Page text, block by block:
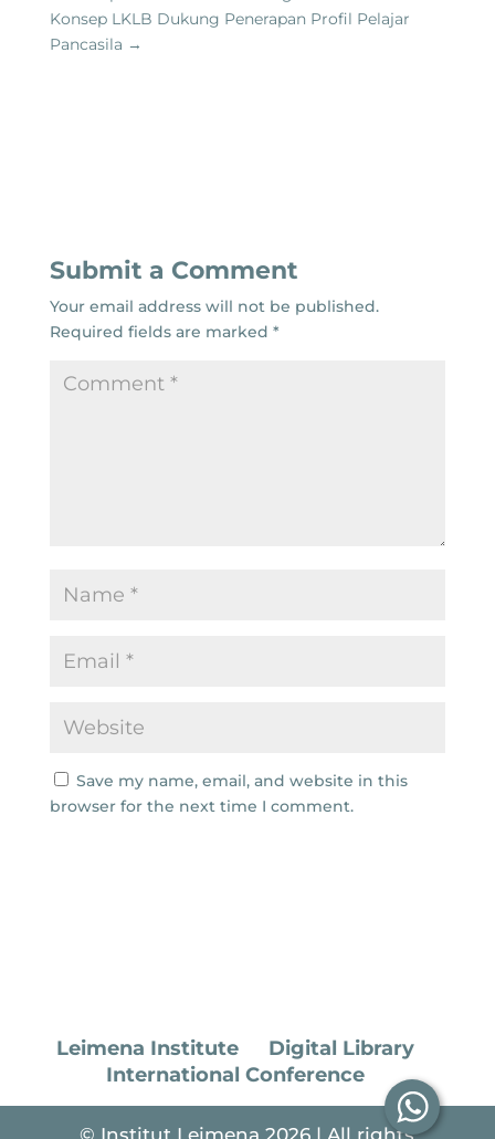
Konsep LKLB Dukung Penerapan Profil Pelajar
Pancasila →
Submit a Comment
Your email address will not be published.
Required fields are marked *
Save my name, email, and website in this
browser for the next time I comment.
Leimena Institute
Digital Library
International Conference
© Institut Leimena 2026 | All rights